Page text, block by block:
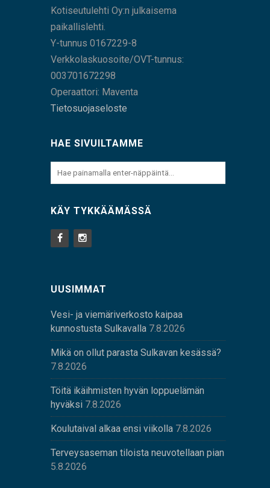
Kotiseutulehti Oy:n julkaisema
paikallislehti.
Y-tunnus 0167229-8
Verkkolaskuosoite/OVT-tunnus:
003701672298
Operaattori: Maventa
Tietosuojaseloste
HAE SIVUILTAMME
KÄY TYKKÄÄMÄSSÄ
UUSIMMAT
Vesi- ja viemäriverkosto kaipaa
kunnostusta Sulkavalla 7.8.2026
Mikä on ollut parasta Sulkavan kesässä?
7.8.2026
Töitä ikäihmisten hyvän loppuelämän
hyväksi 7.8.2026
Koulutaival alkaa ensi viikolla 7.8.2026
Terveysaseman tiloista neuvotellaan pian
5.8.2026